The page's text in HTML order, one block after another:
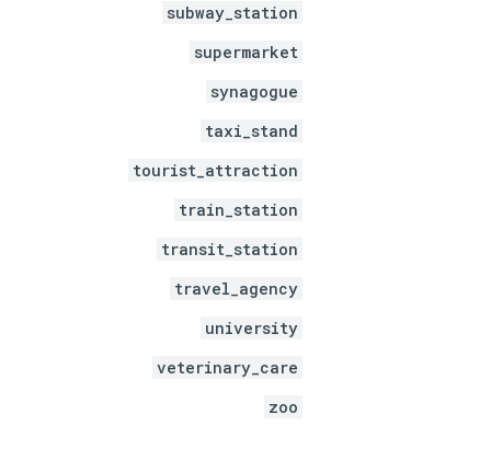
subway_station
supermarket
synagogue
taxi_stand
tourist_attraction
train_station
transit_station
travel_agency
university
veterinary_care
zoo